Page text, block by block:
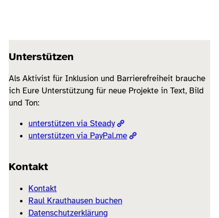
Unterstützen
Als Aktivist für Inklusion und Barrierefreiheit brauche
ich Eure Unterstützung für neue Projekte in Text, Bild
und Ton:
unterstützen via Steady
unterstützen via PayPal.me
Kontakt
Kontakt
Raul Krauthausen buchen
Datenschutzerklärung